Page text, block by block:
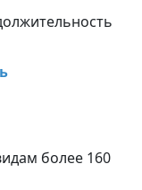
более 160